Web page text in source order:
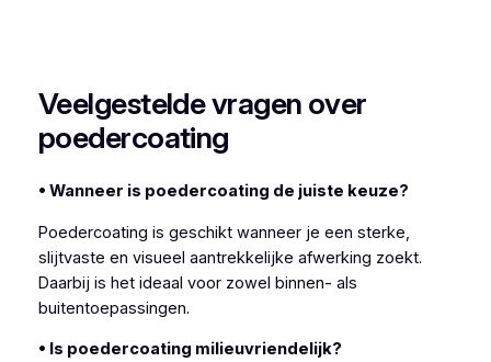
Veelgestelde vragen over
poedercoating
• Wanneer is poedercoating de juiste keuze?
Poedercoating is geschikt wanneer je een sterke,
slijtvaste en visueel aantrekkelijke afwerking zoekt.
Daarbij is het ideaal voor zowel binnen- als
buitentoepassingen.
• Is poedercoating milieuvriendelijk?